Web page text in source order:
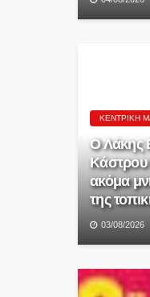
ΚΕΝΤΡΙΚΉ
Ο Λάκης
ακόμα
της
03/08/2026